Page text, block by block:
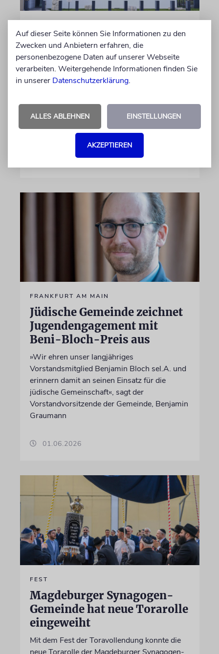
Juden in Sachsen-Anhalt:
Lebendige Gemeinden und
Antisemitismus
Nach dem antisemitischen Anschlag vom 9.
Anhalt 2020 ein Landesprogramm für
jüdisches Leben beschlossen, um die jüdische
Gemeinschaft zu fördern und zu schützen
17.06.2026
FRANKFURT AM MAIN
Jüdische Gemeinde zeichnet
Jugendengagement mit
Beni-Bloch-Preis aus
»Wir ehren unser langjähriges
Vorstandsmitglied Benjamin Bloch sel.A. und
erinnern damit an seinen Einsatz für die
jüdische Gemeinschaft«, sagt der
Vorstandvorsitzende der Gemeinde, Benjamin
Graumann
01.06.2026
FEST
Magdeburger Synagogen-
Gemeinde hat neue Torarolle
eingeweiht
Mit dem Fest der Toravollendung konnte die
Auf dieser Seite können Sie Informationen zu den
Zwecken und Anbietern erfahren, die
personenbezogene Daten auf unserer Webseite
verarbeiten. Weitergehende Informationen finden Sie
in unserer Datenschutzerklärung.
ALLES ABLEHNEN EINSTELLUNGEN
AKZEPTIEREN